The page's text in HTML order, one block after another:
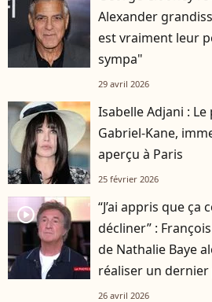
Alexander
est vraiment leur
sympa"
29 avril 2026
Isabelle Adjani :
Gabriel-Kane,
aperçu à Paris
25 février 2026
player2
“J’ai appris que ça
décliner” :
de Nathalie Baye
réaliser un
26 avril 2026